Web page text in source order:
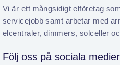
Vi är ett mångsidigt elföretag
servicejobb samt arbetar med
elcentraler, dimmers, solceller
Följ oss på sociala medier